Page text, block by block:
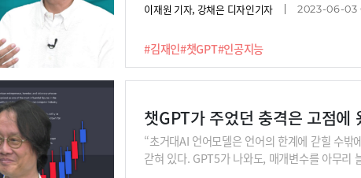
#김재인#챗GPT#인공지능
결하고 똑같은 거죠.”철학자인 김재인 경희대
이재원 기자, 강채은 디자인기자 2023-06-03
챗GPT가 주었던 충격은 고점에
“초거대AI 언어모델은 언어의 한계에 갇힐 수
갇혀 있다. GPT5가 나와도, 매개변수를 아무리